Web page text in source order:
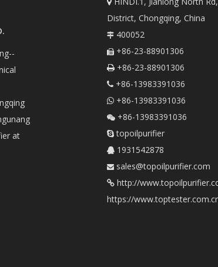
at

District, Chongqing, China
 400052
 +86-23-88901306
 +86-23-88901306
 +86-13983391036
 +86-13983391036
 +86-13983391036
 topoilpurifier
 1931542878
 sales@topoilpurifier.com
 http://
https://